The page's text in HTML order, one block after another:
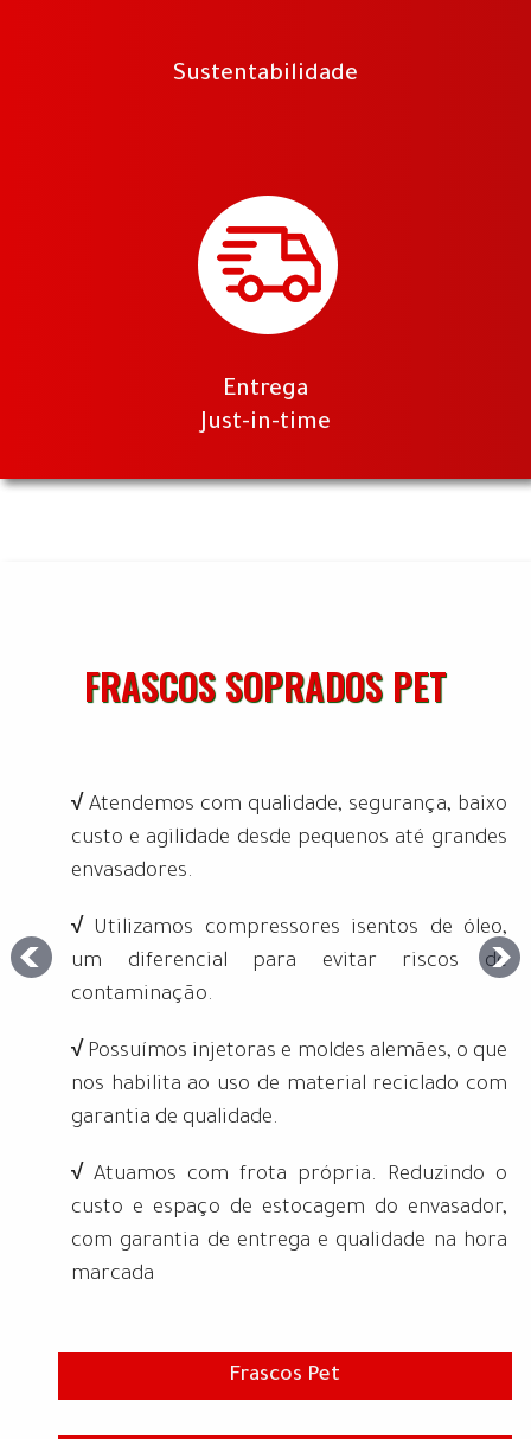
Sustentabilidade
Entrega
Just-in-time
FRASCOS SOPRADOS PET
√ Atendemos com qualidade, segurança, baixo
custo e agilidade desde pequenos até grandes
envasadores.
√ Utilizamos compressores isentos de óleo,
um diferencial para evitar riscos de
contaminação.
√ Possuímos injetoras e moldes alemães, o que
nos habilita ao uso de material reciclado com
garantia de qualidade.
√ Atuamos com frota própria. Reduzindo o
custo e espaço de estocagem do envasador,
com garantia de entrega e qualidade na hora
marcada
Frascos Pet